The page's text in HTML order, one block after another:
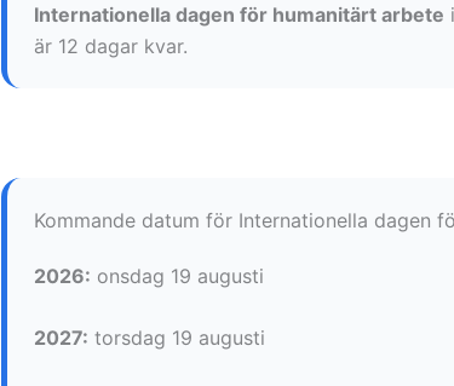
Internationella dagen för humanitärt arbete
är 12 dagar kvar.
Kommande datum för Internationella dagen
2026: onsdag 19 augusti
2027: torsdag 19 augusti